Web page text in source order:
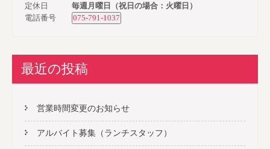
定休日 毎週月曜日（祝日の場合：火曜日）
電話番号
075-791-1037
最近の投稿
営業時間変更のお知らせ
アルバイト募集（ランチスタッフ）